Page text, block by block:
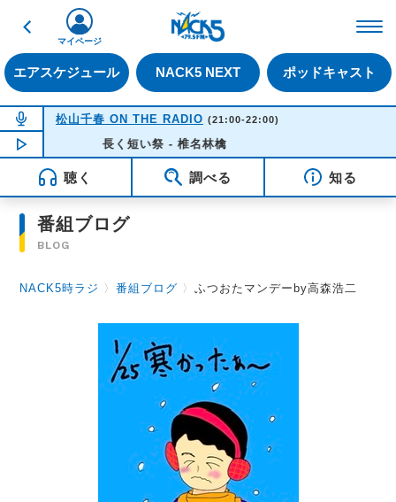
戻る
エアスケジュール NACK5 NEXT ポッドキャスト
マイページ
NOW ON AIR
松山千春 ON THE RADIO (21:00-22:00)
NOW PLAYING16:35
長く短い祭 - 椎名林檎
聴く 調べる 知る
番組ブログ
BLOG
NACK5時ラジ 〉番組ブログ 〉ふつおたマンデーby高森浩二